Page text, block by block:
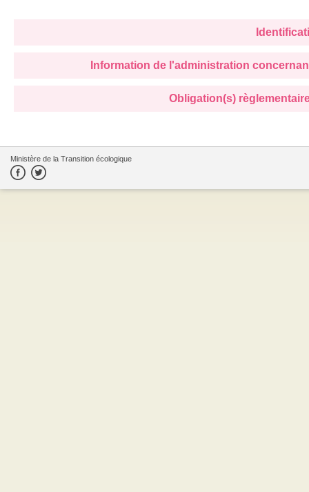
Information de l'administration
Obligation(s)
Ministère de la Transition écologique